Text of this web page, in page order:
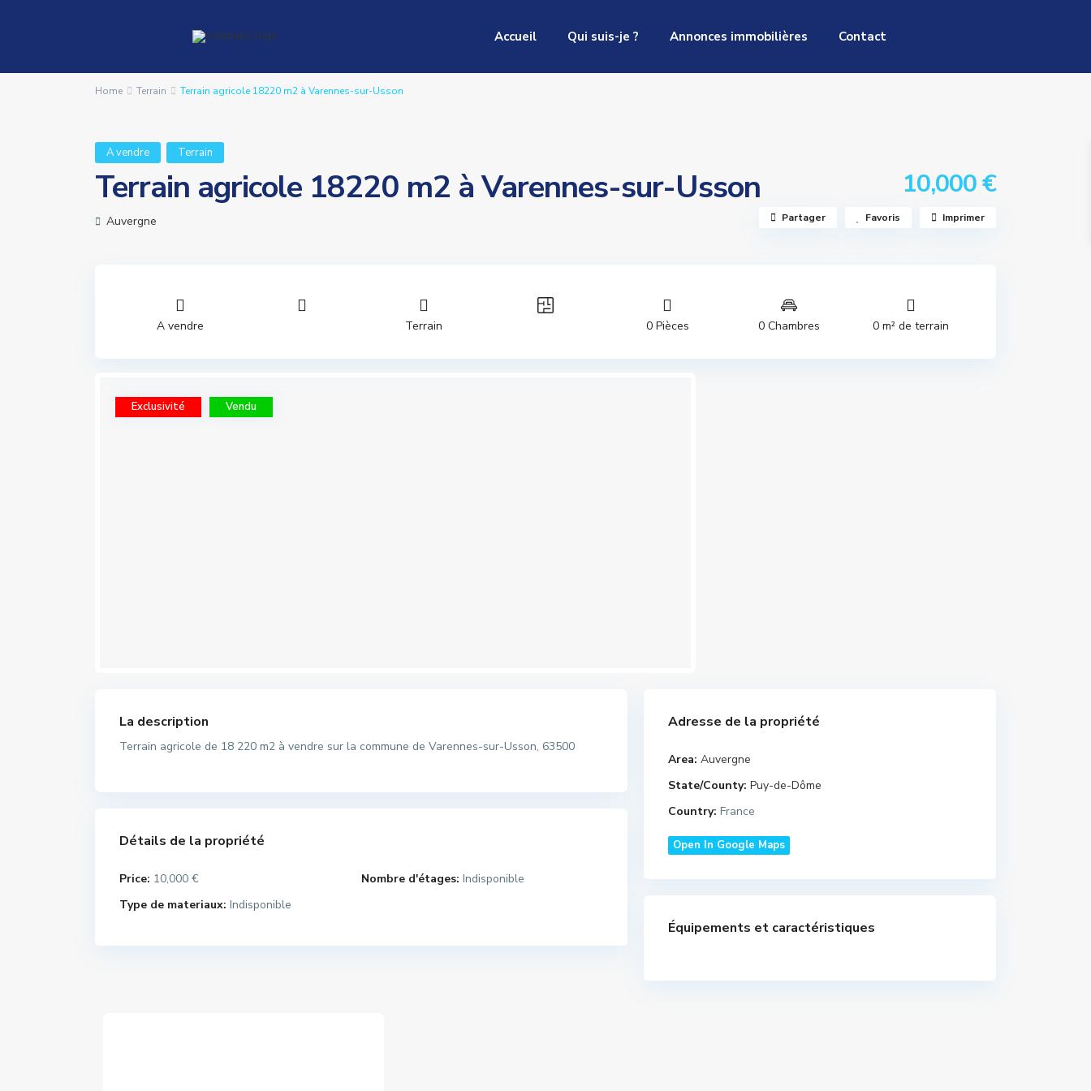
Accueil Qui suis-je ? Annonces immobilières Contact
Home Terrain Terrain agricole 18220 m2 à Varennes-sur-Usson
A vendre Terrain
Terrain agricole 18220 m2 à Varennes-sur-Usson 10,000 €
Auvergne Partager Favoris Imprimer
A vendre Terrain 0 Pièces 0 Chambres 0 m² de terrain
Exclusivité Vendu
La description
Terrain agricole de 18 220 m2 à vendre sur la commune de Varennes-sur-Usson, 63500
Détails de la propriété
Price: 10,000 € Nombre d'étages: Indisponible
Type de materiaux: Indisponible
Adresse de la propriété
Area: Auvergne
State/County: Puy-de-Dôme
Country: France
Open In Google Maps
Équipements et caractéristiques